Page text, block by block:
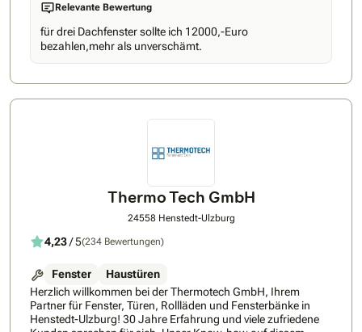
Relevante Bewertung
für drei Dachfenster sollte ich 12000,-Euro
bezahlen,mehr als unverschämt.
Thermo Tech GmbH
24558 Henstedt-Ulzburg
4,23/ 5(234 Bewertungen)
Fenster
Haustüren
Herzlich willkommen bei der Thermotech GmbH, Ihrem
Partner für Fenster, Türen, Rollläden und Fensterbänke in
Henstedt-Ulzburg! 30 Jahre Erfahrung und viele zufriedene